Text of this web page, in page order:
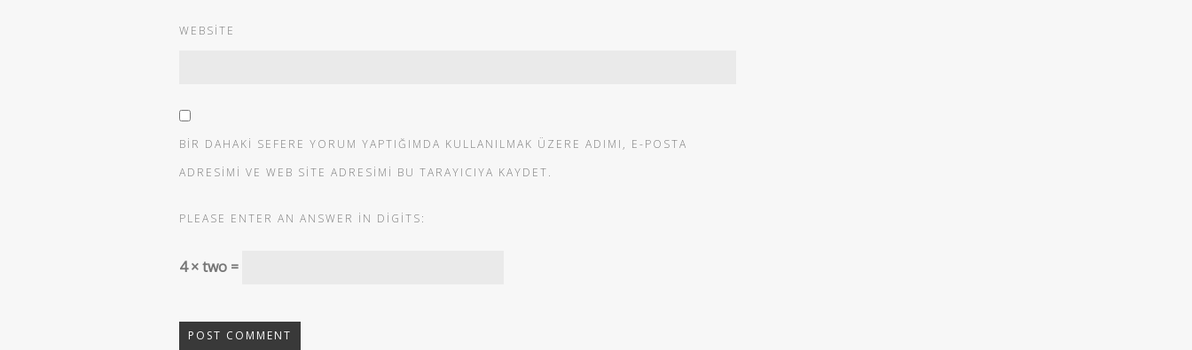
WEBSITE
BIR DAHAKI SEFERE YORUM YAPTIĞIMDA KULLANILMAK ÜZERE ADIMI, E-POSTA
ADRESIMI VE WEB SITE ADRESIMI BU TARAYICIYA KAYDET.
PLEASE ENTER AN ANSWER IN DIGITS:
4 × two =